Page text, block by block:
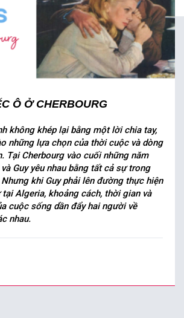
Ô Ở CHERBOURG
không khép lại bằng một lời chia tay,
những lựa chọn của thời cuộc và dòng
Tại Cherbourg vào cuối những năm
Guy yêu nhau bằng tất cả sự trong
khi Guy phải lên đường thực hiện
tại Algeria, khoảng cách, thời gian và
cuộc sống dần đẩy hai người về
nhau.